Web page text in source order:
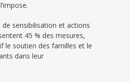
sensibilisation et actions
45 % des mesures,
le soutien des familles et le
dans leur